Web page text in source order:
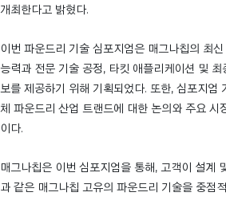
개최한다고 밝혔다.
이번 파운드리 기술 심포지엄은 매그나칩의 최
능력과 전문 기술 공정, 타킷 애플리케이션 및
보를 제공하기 위해 기획되었다. 또한, 심포지엄
체 파운드리 산업 트랜드에 대한 논의와 주요 시
이다.
매그나칩은 이번 심포지엄을 통해, 고객이 설계
과 같은 매그나칩 고유의 파운드리 기술을 중점